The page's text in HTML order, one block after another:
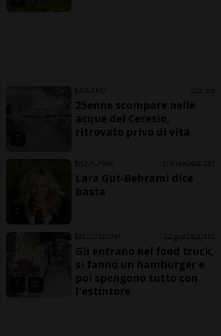
LUGANO 22 ore
25enne scompare nelle
acque del Ceresio,
ritrovato privo di vita
SCI ALPINO 19 ore 62 281
Lara Gut-Behrami dice
basta
BELLINZONA 2 gior 82 192
Gli entrano nel food truck,
si fanno un hamburger e
poi spengono tutto con
l'estintore